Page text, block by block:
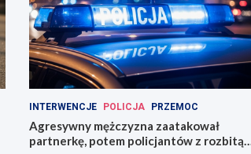
INTERWENCJE POLICJA PRZEMOC
Agresywny mężczyzna zaatakował
partnerkę, potem policjantów z rozbitą